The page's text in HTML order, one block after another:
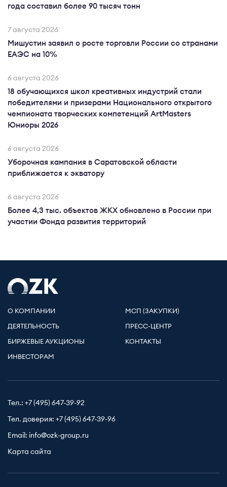
года составил более 90 тысяч тонн
7 августа 2026
Мишустин заявил о росте торговли России со странами
ЕАЭС на 10%
6 августа 2026
18 обучающихся школ креативных индустрий стали
победителями и призерами Национального открытого
чемпионата творческих компетенций ArtMasters
Юниоры 2026
6 августа 2026
Уборочная кампания в Саратовской области
приближается к экватору
6 августа 2026
Более 4,3 тыс. объектов ЖКХ обновлено в России при
участии Фонда развития территорий
О КОМПАНИИ
ДЕЯТЕЛЬНОСТЬ
БИРЖЕВЫЕ АУКЦИОНЫ
ИНВЕСТОРАМ
МСП (ЗАКУПКИ)
ПРЕСС-ЦЕНТР
КОНТАКТЫ
Тел.: +7 (495) 647-39-92
Тел. доверия: +7 (495) 647-39-96
Email: info@ozk-group.ru
Карта сайта